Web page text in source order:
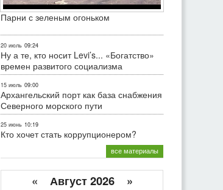
Парни с зеленым огоньком
20 июль 09:24
Ну а те, кто носит Levi’s... «Богатство»
времен развитого социализма
15 июль 09:00
Архангельский порт как база снабжения
Северного морского пути
25 июнь 10:19
Кто хочет стать коррупционером?
все материалы
« Август 2026 »